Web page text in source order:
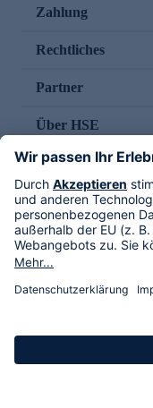
Zahlung
Rechtliches
Partner
Über HSE
Im TV
HSE International